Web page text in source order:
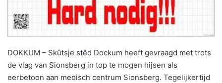
DOKKUM – Skûtsje stêd Dockum heeft gevraagd met trots
de vlag van Sionsberg in top te mogen hijsen als
eerbetoon aan medisch centrum Sionsberg. Tegelijkertijd